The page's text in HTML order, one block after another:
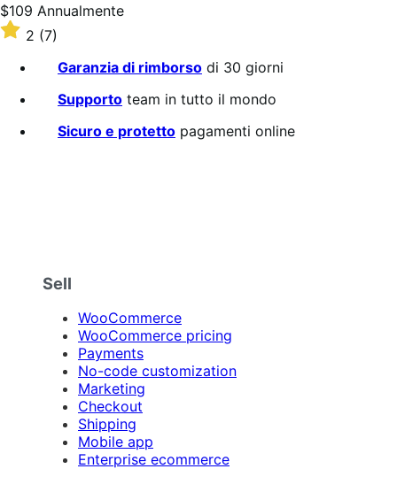
Prezzo
$109
Annualmente
$109 Annualmente
Valutato
stelle
2 (7)
Garanzia di rimborso di 30 giorni
Supporto team in tutto il mondo
Sicuro e protetto pagamenti online
Sell
WooCommerce
WooCommerce pricing
Payments
No-code customization
Marketing
Checkout
Shipping
Mobile app
Enterprise ecommerce